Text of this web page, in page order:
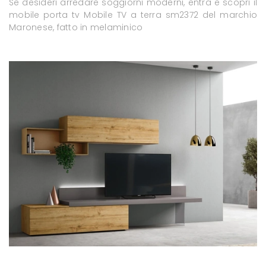
mobile porta tv Mobile TV a terra sm2372 del marchio
Maronese, fatto in melaminico